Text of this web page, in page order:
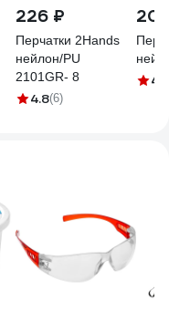
226 ₽
Перчатки 2Hands
нейлон/PU
2101GR- 8
4.8(6)
4.9